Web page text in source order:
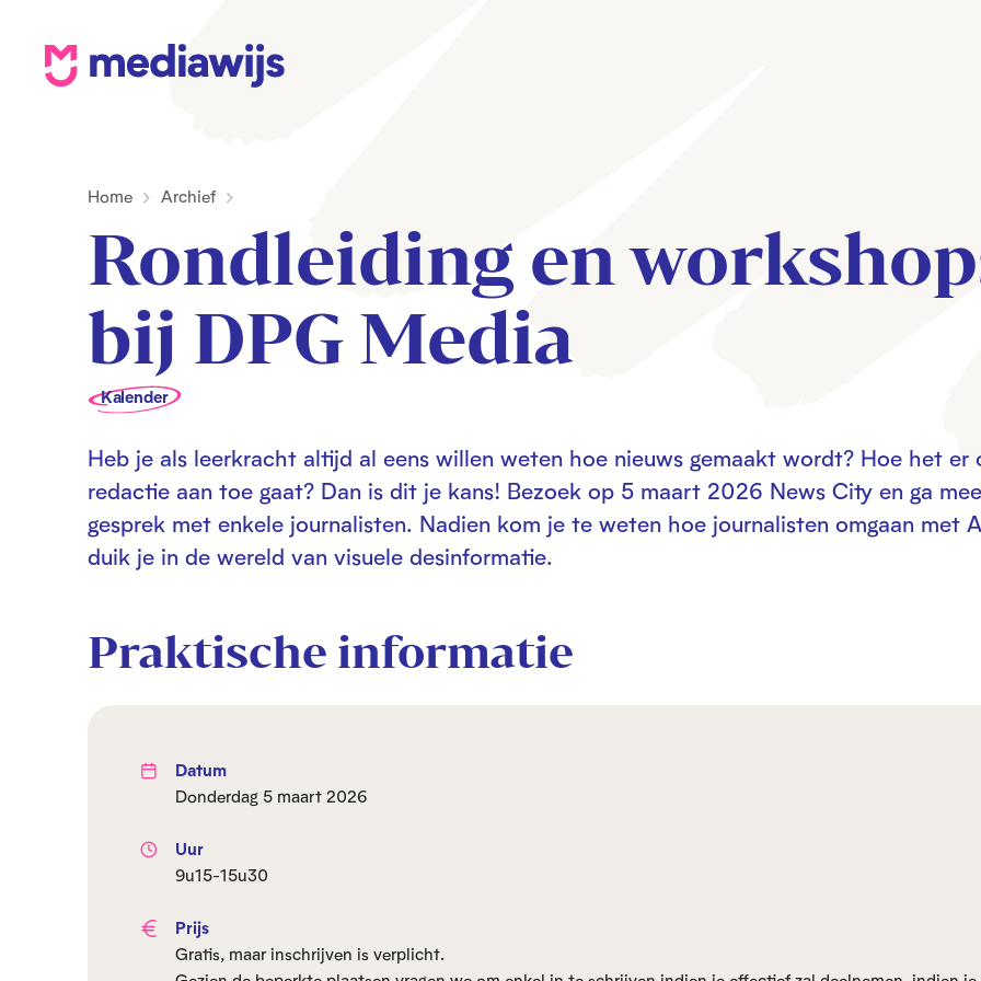
M
w
s
Home Archief
Rondleiding en
bij DPG Media
Kalender
Heb je als leerkracht altijd al eens willen weten hoe nieuws gemaakt wordt? Hoe het er
redactie aan toe gaat? Dan is dit je kans! Bezoek op 5 maart 2026 News City en ga
gesprek met enkele journalisten. Nadien kom je te weten hoe journalisten omgaan met
duik je in de wereld van visuele desinformatie.
Praktische informatie
Datum
donderdag 5 maart 2026
Uur
9u15-15u30
Prijs
Gratis, maar inschrijven is verplicht.